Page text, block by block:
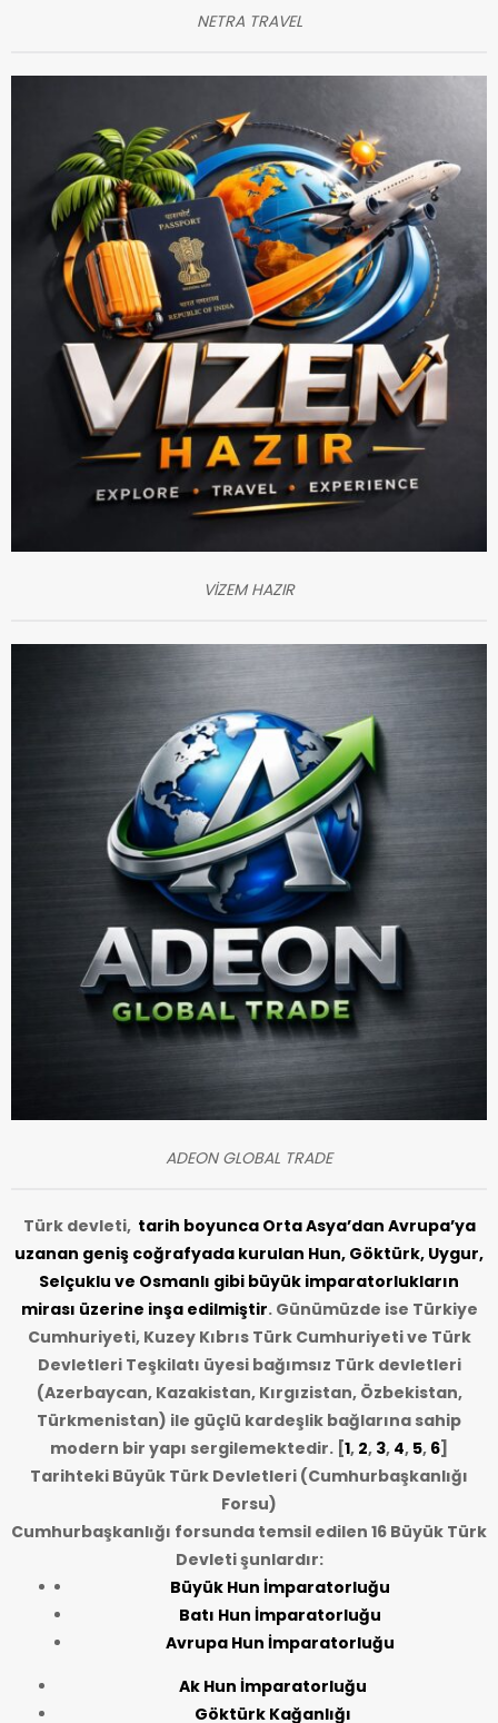
NETRA TRAVEL
VİZEM HAZIR
ADEON GLOBAL TRADE
Türk devleti, tarih boyunca Orta Asya’dan Avrupa’ya
uzanan geniş coğrafyada kurulan Hun, Göktürk, Uygur,
Selçuklu ve Osmanlı gibi büyük imparatorlukların
mirası üzerine inşa edilmiştir. Günümüzde ise Türkiye
Cumhuriyeti, Kuzey Kıbrıs Türk Cumhuriyeti ve Türk
Devletleri Teşkilatı üyesi bağımsız Türk devletleri
(Azerbaycan, Kazakistan, Kırgızistan, Özbekistan,
Türkmenistan) ile güçlü kardeşlik bağlarına sahip
modern bir yapı sergilemektedir. [1, 2, 3, 4, 5, 6]
Tarihteki Büyük Türk Devletleri (Cumhurbaşkanlığı
Forsu)
Cumhurbaşkanlığı forsunda temsil edilen 16 Büyük Türk
Devleti şunlardır:
Büyük Hun İmparatorluğu
Batı Hun İmparatorluğu
Avrupa Hun İmparatorluğu
Ak Hun İmparatorluğu
Göktürk Kağanlığı